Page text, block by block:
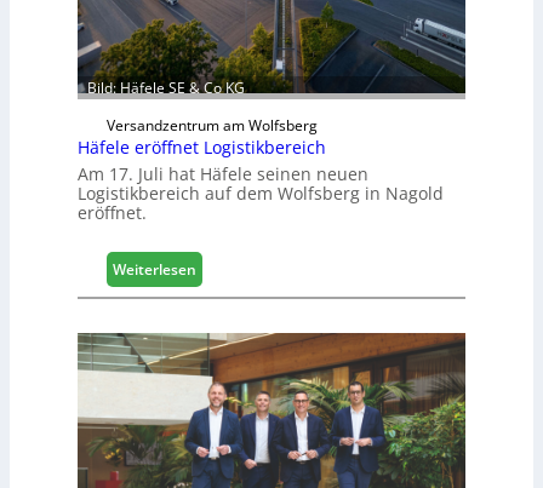
u
d
i
g
i
t
a
i
r
s
i
c
h
Bild: Häfele SE & Co KG
Versandzentrum am Wolfsberg
Häfele eröffnet Logistikbereich
Am 17. Juli hat Häfele seinen neuen
Logistikbereich auf dem Wolfsberg in Nagold
eröffnet.
Weiterlesen
H
f
e
l
e
e
r
ö